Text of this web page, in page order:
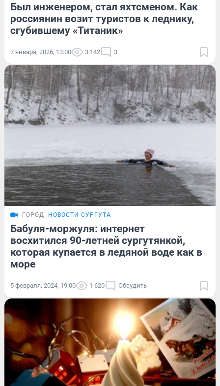
Был инженером, стал яхтсменом. Как
россиянин возит туристов к леднику,
сгубившему «Титаник»
7 января, 2026, 13:00 3 142 3
ГОРОД НОВОСТИ СУРГУТА
Бабуля-моржуля: интернет
восхитился 90-летней сургутянкой,
которая купается в ледяной воде как в
море
5 февраля, 2024, 19:00 1 620 Обсудить